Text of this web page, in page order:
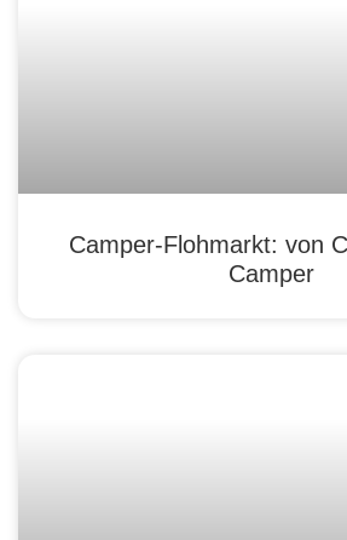
Camper-Flohmarkt: von
Camper